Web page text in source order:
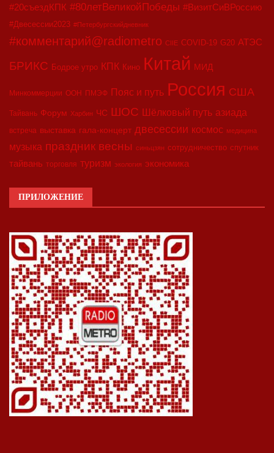
#20съездКПК #80летВеликойПобеды #ВизитСиВРоссию
#Двесессии2023 #Петербургскийдневник
#комментарий@radiometro CIIE COVID-19 G20 АТЭС
БРИКС Бодрое утро КПК Кино Китай МИД
Минкоммерции ООН ПМЭФ Пояс и путь Россия США
Тайвань Форум Харбин ЧС ШОС Шёлковый путь азиада
встреча выставка гала-концерт двесессии космос медицина
музыка праздник весны синьцзян сотрудничество спутник
тайвань торговля туризм экология экономика
ПРИЛОЖЕНИЕ